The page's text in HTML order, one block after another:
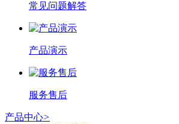
常见问题解答
产品演示
服务售后
产品中心>